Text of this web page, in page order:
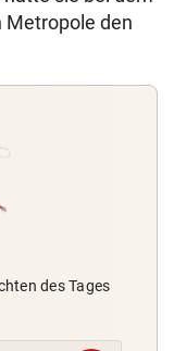
Metropole den
des Tages